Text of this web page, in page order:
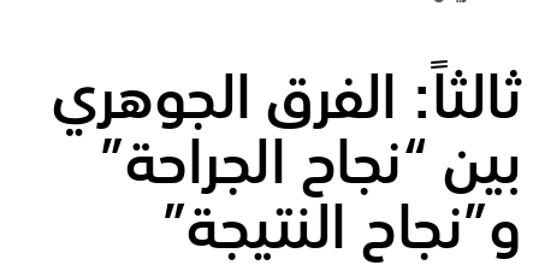
ثالثاً: الفرق الجوهري
بين “نجاح الجراحة”
و”نجاح النتيجة”